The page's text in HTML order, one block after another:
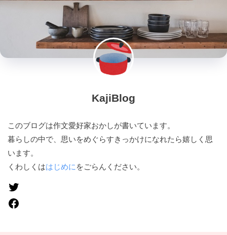
KajiBlog
このブログは作文愛好家おかしが書いています。
暮らしの中で、思いをめぐらすきっかけになれたら嬉しく思
います。
くわしくははじめに をごらんください。